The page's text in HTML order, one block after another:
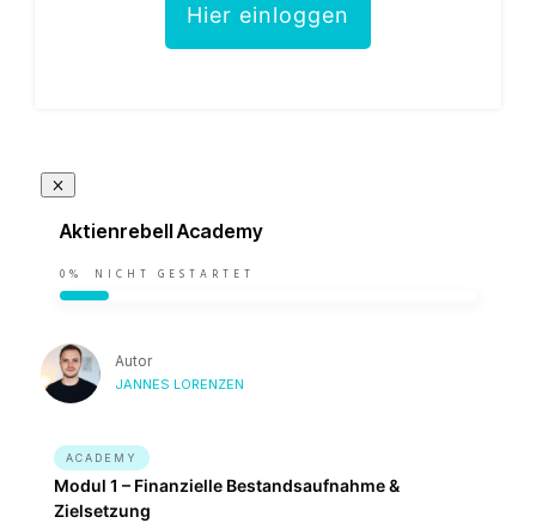
Hier einloggen
Aktienrebell Academy
0% NICHT GESTARTET
Autor
JANNES LORENZEN
ACADEMY
Modul 1 – Finanzielle Bestandsaufnahme &
Zielsetzung